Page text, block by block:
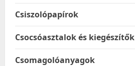
Csiszolópapírok
Csocsóasztalok és kiegészítők
Csomagolóanyagok